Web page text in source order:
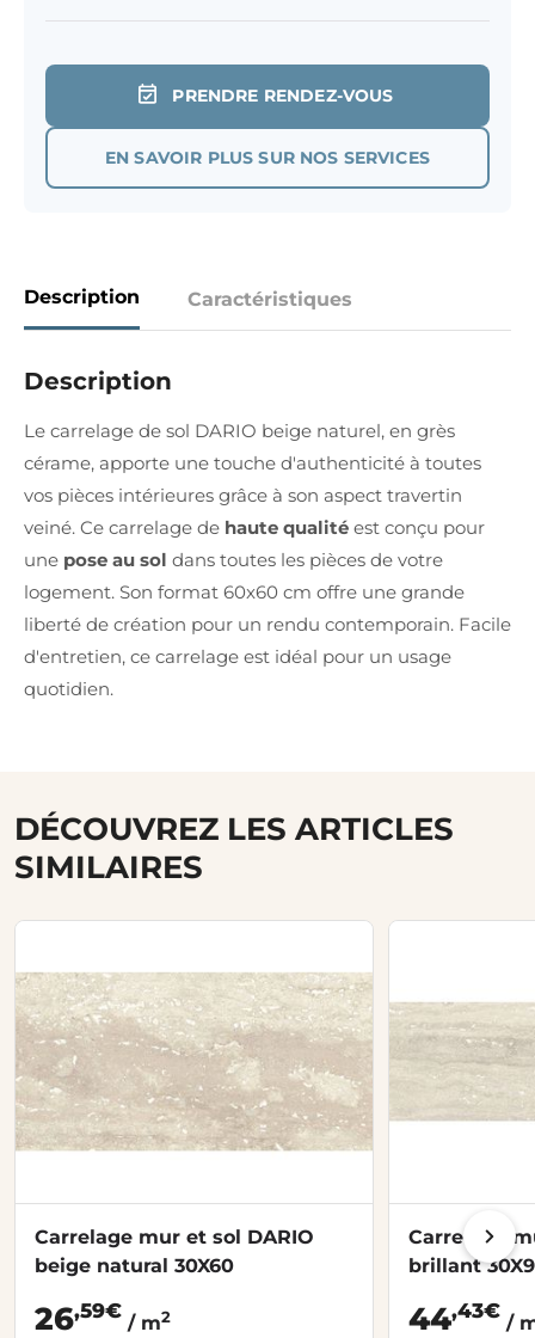
PRENDRE RENDEZ-VOUS
EN SAVOIR PLUS SUR NOS SERVICES
Description Caractéristiques
Description
Le carrelage de sol DARIO beige naturel, en grès
cérame, apporte une touche d'authenticité à toutes
vos pièces intérieures grâce à son aspect travertin
veiné. Ce carrelage de haute qualité est conçu pour
une pose au sol dans toutes les pièces de votre
logement. Son format 60x60 cm offre une grande
liberté de création pour un rendu contemporain. Facile
d'entretien, ce carrelage est idéal pour un usage
quotidien.
DÉCOUVREZ LES ARTICLES
SIMILAIRES
Carrelage mur et sol DARIO
beige natural 30X60
26,59€
/ m2
Carrelage
brillant
44,43€
/